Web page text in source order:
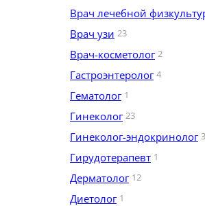
Врач лечебной
Врач узи 23
Врач-косметолог 2
Гастроэнтеролог 4
Гематолог 1
Гинеколог 23
Гинеколог-эндокринолог 3
Гирудотерапевт 1
Дерматолог 12
Диетолог 1